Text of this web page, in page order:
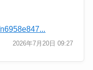
2026年7月20日 09:27